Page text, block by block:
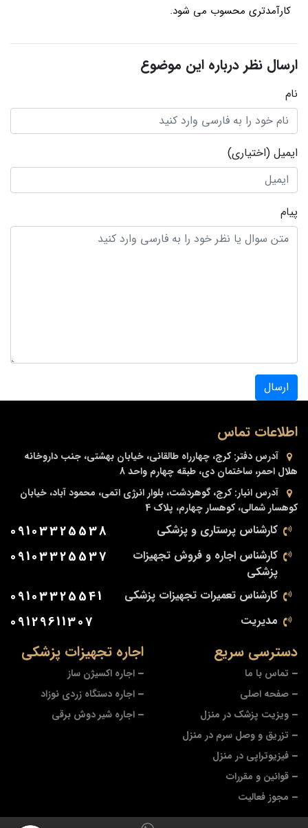
کارآمدتری محسوب می شود.
ارسال نظر درباره این موضوع
نام
ایمیل (اختیاری)
پیام
ارسال
اجاره تجهیزات پزشکی
اجاره اکسیژن ساز
اجاره دستگاه زردی نوزاد
اجاره شیر دوش برقی
دسترسی سریع
تماس با ما
صفحه اصلی
ویزیت پزشک در منزل
تزریق و وصل سرم در منزل
فیزیوتراپی در منزل
قوانین و مقررات
مجوز فعالیت
اطلاعات تماس
آدرس دفتر: کرج، چهارراه طالقانی، خیابان بهشتی، جنب داروخانه
هلال احمر، ساختمان دی، طبقه چهارم واحد 8
آدرس انبار: کرج، گوهردشت، بلوار انرژی اتمی، محمود آباد، خیابان
کوهسار شمالی، کوهسار چهارم، پلاک 4
کارشناس پرستاری و پزشکی 09103325538
کارشناس اجاره و فروش تجهیزات
پزشکی
09103325537
کارشناس تعمیرات تجهیزات پزشکی 09103325541
مدیریت 09129611307